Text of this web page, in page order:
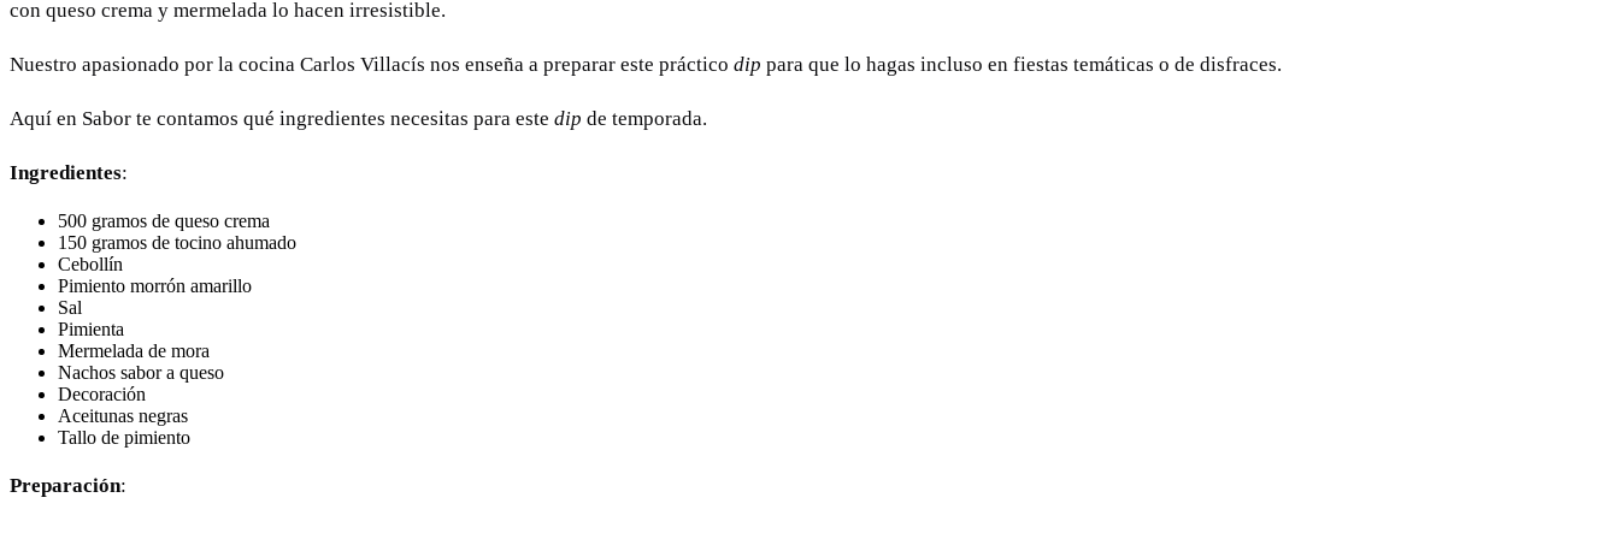
con queso crema y mermelada lo hacen irresistible.
Nuestro apasionado por la cocina Carlos Villacís nos enseña a preparar este práctico dip para que lo hagas incluso en fiestas temáticas o de disfraces.
Aquí en Sabor te contamos qué ingredientes necesitas para este dip de temporada.
Ingredientes:
500 gramos de queso crema
150 gramos de tocino ahumado
Cebollín
Pimiento morrón amarillo
Sal
Pimienta
Mermelada de mora
Nachos sabor a queso
Decoración
Aceitunas negras
Tallo de pimiento
Preparación: